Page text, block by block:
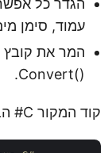
עמוד, סימן מים
Convert()‎.
קוד המקור C# הבא ממיר את קובץ Markdown ל-PDF.